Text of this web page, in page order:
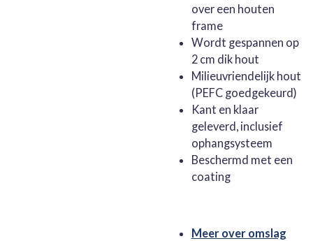
over een houten
frame
Wordt gespannen op
2 cm dik hout
Milieuvriendelijk hout
(PEFC goedgekeurd)
Kant en klaar
geleverd, inclusief
ophangsysteem
Beschermd met een
coating
Meer over omslag